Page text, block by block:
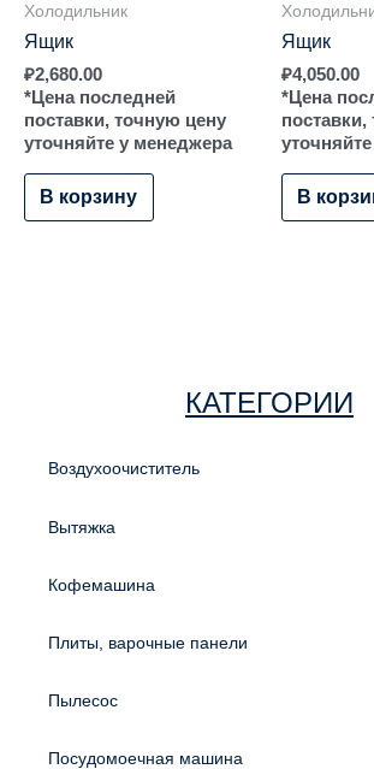
Холодильник
Ящик
₽2,680.00
*Цена последней
поставки, точную цену
уточняйте у менеджера
В корзину
Ящик
₽4,050.00
*Цена
В
КАТЕГОРИИ
Воздухоочиститель
Вытяжка
Кофемашина
Плиты, варочные панели
Пылесос
Посудомоечная машина